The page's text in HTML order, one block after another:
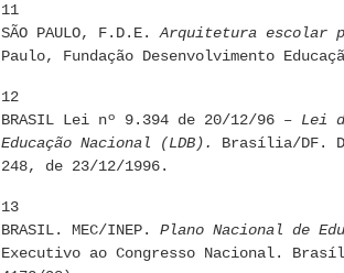
11
SÃO PAULO, F.D.E.Arquitetura escolar
Paulo, Fundação Desenvolvimento
12
BRASIL Lei nº 9.394 de 20/12/96 – Lei
Educação Nacional (LDB).
Brasília/DF.
248, de 23/12/1996.
13
BRASIL. MEC/INEP. Plano Nacional de
Executivo ao Congresso Nacional.